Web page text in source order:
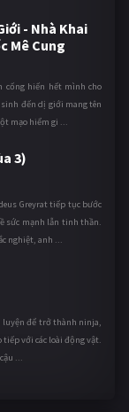
- Nhà Khai
Mê Cung
cống hiến hết mình cho
đến dị giới mang tên
mạo hiểm gi ...
3)
Greyrat tiếp tục bước
sức mạnh lẫn tinh thần.
nghiệt, anh ...
luyện để trở thành ninja,
với các loài động vật.
...